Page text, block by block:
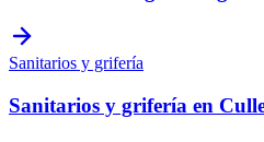
Sanitarios y grifería
Sanitarios y grifería en